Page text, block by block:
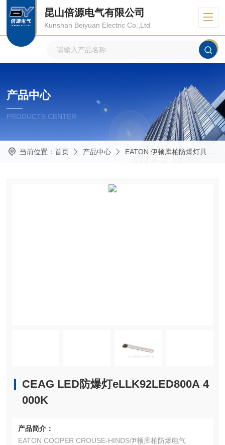
昆山倍源电气有限公司
Kunshan Beiyuan Electric Co.,Ltd
产品中心
PRODUCTS CENTER
当前位置： 首页 产品中心 EATON 伊顿库柏防爆灯具
CEAG LED防爆灯eLLK92LED800A 4
000K
产品简介：
EATON COOPER CROUSE-HINDS伊顿库柏防爆电气